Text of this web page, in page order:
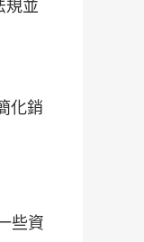
規並
化銷
些資